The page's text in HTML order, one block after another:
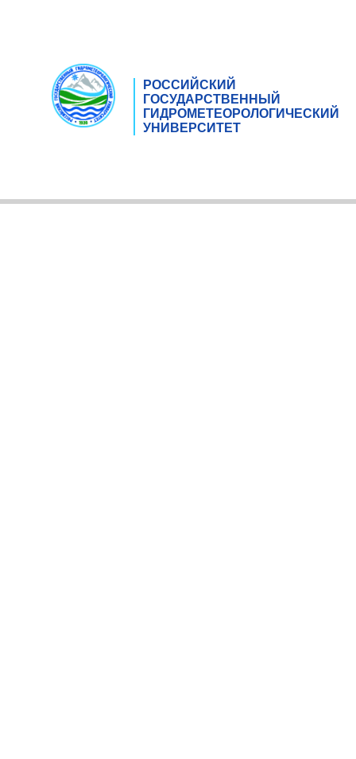
РОССИЙСКИЙ
ГОСУДАРСТВЕННЫЙ
ГИДРОМЕТЕОРОЛОГИЧЕСКИЙ
УНИВЕРСИТЕТ